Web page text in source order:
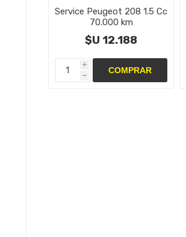
Service Peugeot 208 1.5 Cc
70.000 km
$U 12.188
i
h